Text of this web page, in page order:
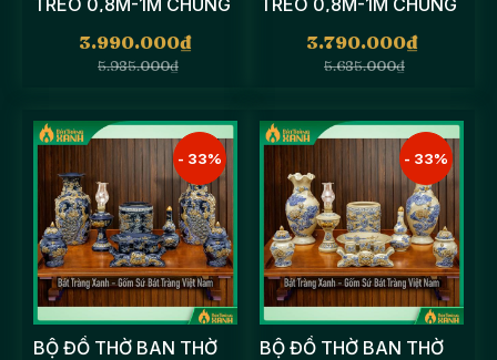
TREO 0,8M-1M CHUNG
CƯ - ĐỒ THỜ MEN ĐỎ
3.990.000₫
5.985.000₫
TREO 0,8M-1M CHUNG
CƯ - ĐỒ THỜ MEN
XANH LỤC BẢO
3.790.000₫
5.685.000₫
- 33%
BỘ ĐỒ THỜ BAN THỜ
- 33%
BỘ ĐỒ THỜ BAN THỜ